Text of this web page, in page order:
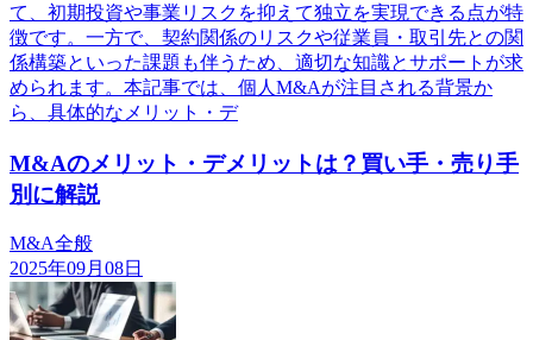
て、初期投資や事業リスクを抑えて独立を実現できる点が特
徴です。一方で、契約関係のリスクや従業員・取引先との関
係構築といった課題も伴うため、適切な知識とサポートが求
められます。本記事では、個人M&Aが注目される背景か
ら、具体的なメリット・デ
M&Aのメリット・デメリットは？買い手・売り手
別に解説
M&A全般
2025年09月08日